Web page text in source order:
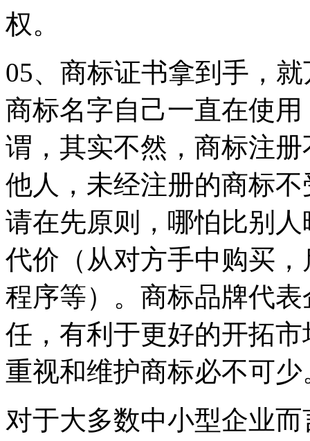
权。
05、商标证书拿到手，
商标名字自己一直在使
谓，其实不然，商标注
他人，未经注册的商标
请在先原则，哪怕比别
代价（从对方手中购买
程序等）。商标品牌代
任，有利于更好的开拓
重视和维护商标必不可少
对于大多数中小型企业